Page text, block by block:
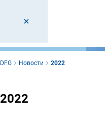
DFG Новости 2022
2022